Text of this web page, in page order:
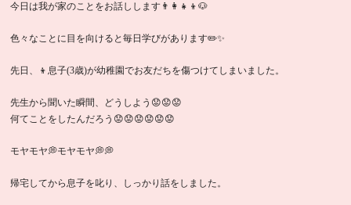
今日は我が家のことをお話しします👨👩👧👦🐶
色々なことに目を向けると毎日学びがあります✏️✨
先日、👦息子(3歳)が幼稚園でお友だちを傷つけてしまいました。
先生から聞いた瞬間、どうしよう😟😟😟
何てことをしたんだろう😟😟😟😟😟😟
モヤモヤ💭モヤモヤ💭💭
帰宅してから息子を叱り、しっかり話をしました。